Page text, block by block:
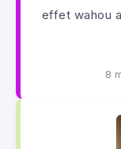
effet wahou
8